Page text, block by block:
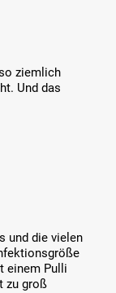
ziemlich
Und das
und die vielen
einem Pulli
zu groß